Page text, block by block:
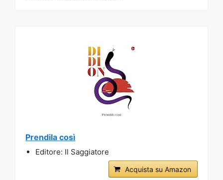
Prendila così
Editore: Il Saggiatore
Acquista su Amazon